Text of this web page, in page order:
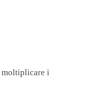
moltiplicare i